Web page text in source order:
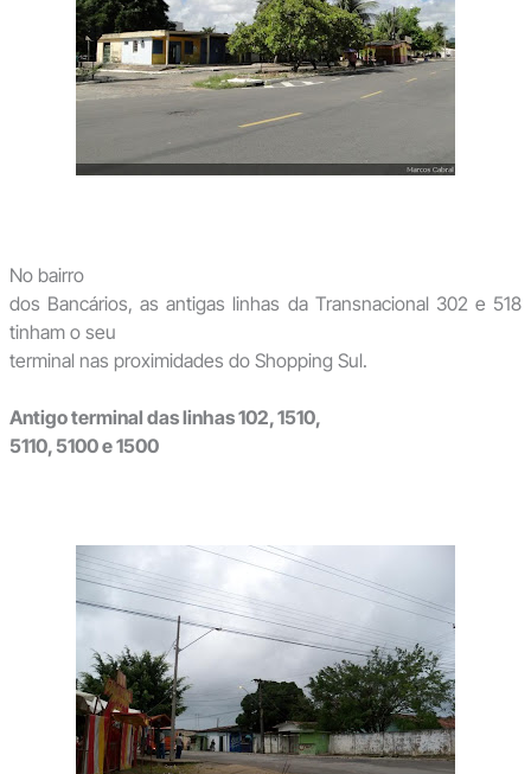
No bairro
dos Bancários, as antigas linhas da Transnacional 302 e 518
tinham o seu
terminal nas proximidades do Shopping Sul.
Antigo terminal das linhas 102, 1510,
5110, 5100 e 1500